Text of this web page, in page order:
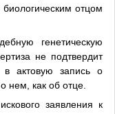
отцом
генетическую
не подтвердит
в актовую запись о
нем, как об отце.
заявления к